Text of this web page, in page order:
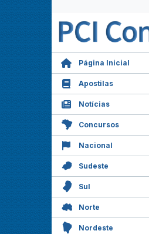
Página Inicial
Apostilas
Notícias
Concursos
Nacional
Sudeste
Sul
Norte
Nordeste